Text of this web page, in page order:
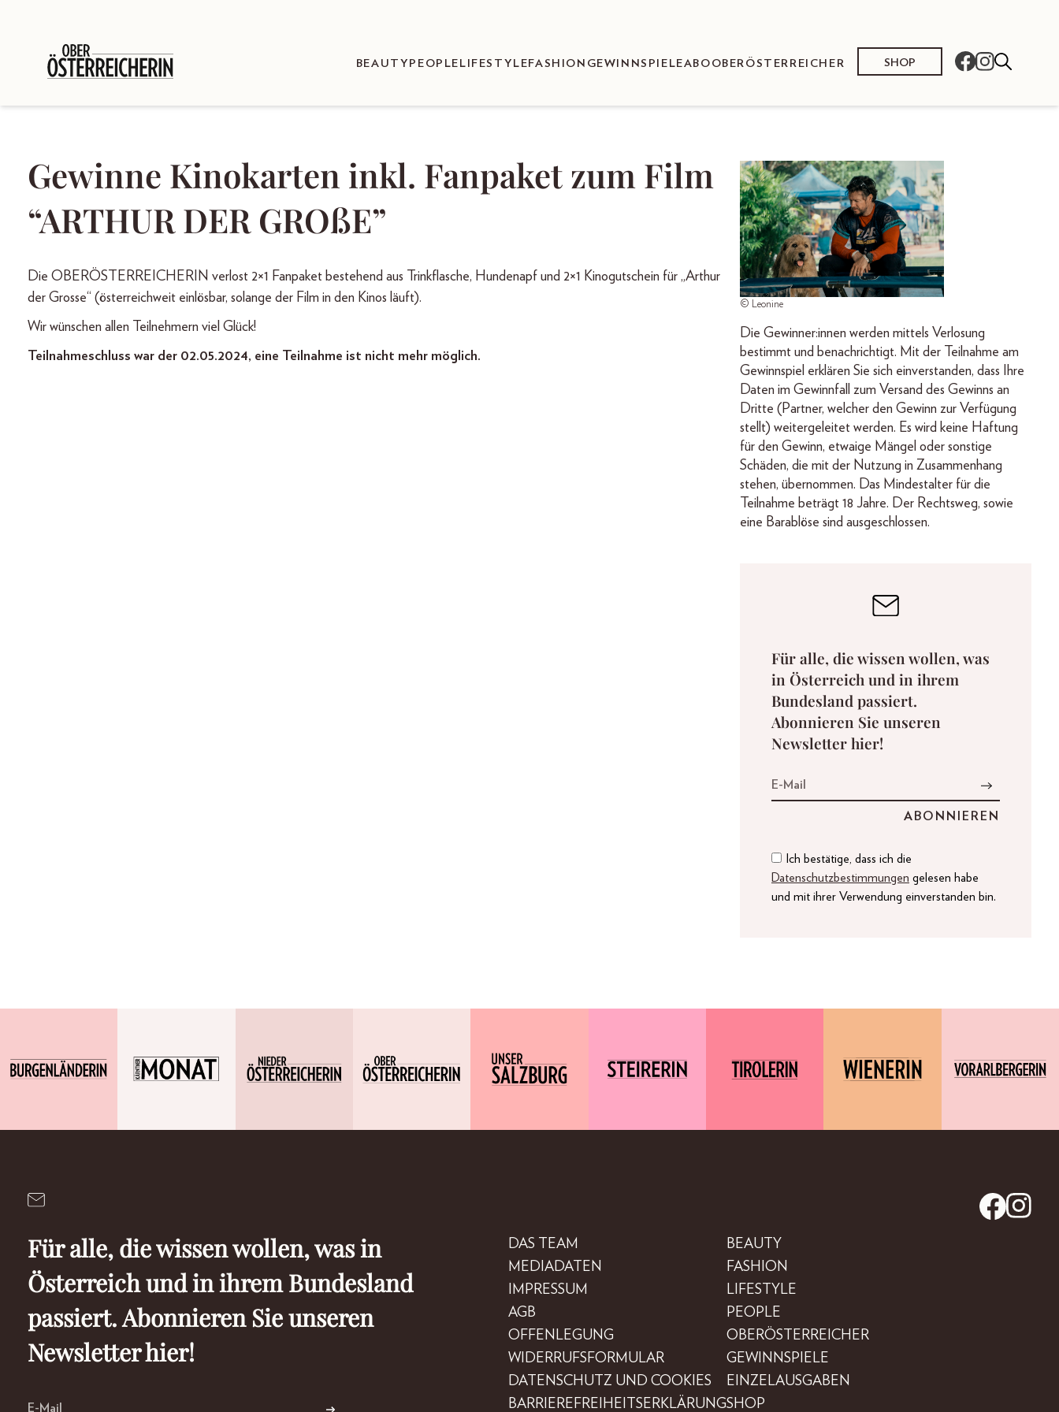
BEAUTY PEOPLE LIFESTYLEFASHION GEWINNSPIELEABO OBERÖSTERREICHER SHOP
Gewinne Kinokarten inkl. Fanpaket zum Film
“ARTHUR DER GROßE”
Die OBERÖSTERREICHERIN verlost 2×1 Fanpaket bestehend aus Trinkflasche, Hundenapf und 2×1 Kinogutschein für „Arthur
der Grosse“ (österreichweit einlösbar, solange der Film in den Kinos läuft).
Wir wünschen allen Teilnehmern viel Glück!
Teilnahmeschluss war der 02.05.2024, eine Teilnahme ist nicht mehr möglich.
© Leonine
Die Gewinner:innen werden mittels Verlosung
bestimmt und benachrichtigt. Mit der Teilnahme am
Gewinnspiel erklären Sie sich einverstanden, dass Ihre
Daten im Gewinnfall zum Versand des Gewinns an
Dritte (Partner, welcher den Gewinn zur Verfügung
stellt) weitergeleitet werden. Es wird keine Haftung
für den Gewinn, etwaige Mängel oder sonstige
Schäden, die mit der Nutzung in Zusammenhang
stehen, übernommen. Das Mindestalter für die
Teilnahme beträgt 18 Jahre. Der Rechtsweg, sowie
eine Barablöse sind ausgeschlossen.
Für alle, die wissen wollen, was
in Österreich und in ihrem
Bundesland passiert.
Abonnieren Sie unseren
Newsletter hier!
Ich bestätige, dass ich die
Datenschutzbestimmungen gelesen habe
und mit ihrer Verwendung einverstanden bin.
Für alle, die wissen wollen, was in
Österreich und in ihrem Bundesland
passiert. Abonnieren Sie unseren
Newsletter hier!
DAS TEAM
MEDIADATEN
IMPRESSUM
AGB
OFFENLEGUNG
WIDERRUFSFORMULAR
DATENSCHUTZ UND COOKIES
BARRIEREFREIHEITSERKLÄRUNG
BEAUTY
FASHION
LIFESTYLE
PEOPLE
OBERÖSTERREICHER
GEWINNSPIELE
EINZELAUSGABEN
SHOP